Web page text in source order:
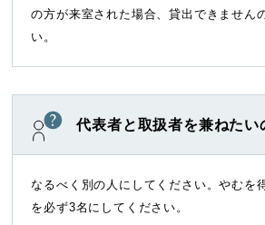
の方が来室された場合、貸出できません
い。
代表者と取扱者を兼ねたい
なるべく別の人にしてください。やむを
を必ず3名にしてください。